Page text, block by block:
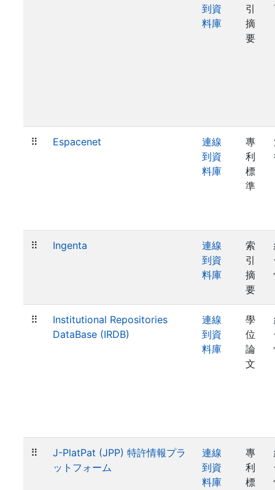
到資
料庫
引
摘
要
⠿ Espacenet
連線
到資
料庫
專
利
標
準
⠿ Ingenta
連線
到資
料庫
索
引
摘
要
⠿
Institutional Repositories
DataBase (IRDB)
連線
到資
料庫
學
位
論
文
⠿
J-PlatPat (JPP) 特許情報プラ
ットフォーム
連線
到資
料庫
專
利
標